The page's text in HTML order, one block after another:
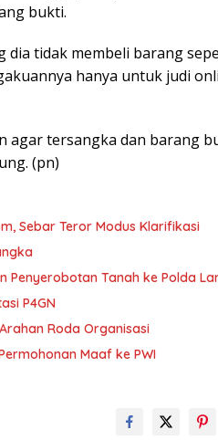
bukti.
dia tidak membeli barang
hanya untuk judi
agar tersangka dan barang
(pn)
Sebar Teror Modus Klarifikasi
Penyerobotan Tanah ke Polda
P4GN
Roda Organisasi
Maaf ke PWI